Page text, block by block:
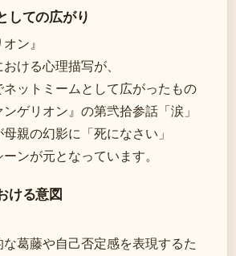
しての広がり
ン』
ける心理描写が、
ットミームとして広がったもの
ゲリオン』の第弐拾参話「涙」
親の幻影に「死になさい」
ンが元となっています。
ける意図
葛藤や自己否定感を表現するた